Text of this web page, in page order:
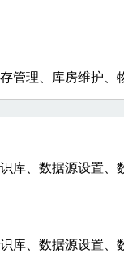
管理、库房维护、
、数据源设置
、数据源设置